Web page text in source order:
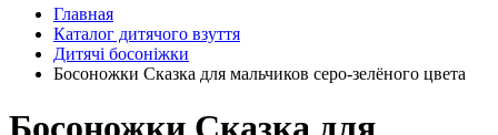
Главная
Каталог дитячого взуття
Дитячі босоніжки
Босоножки Сказка для мальчиков серо-зелёного цвета